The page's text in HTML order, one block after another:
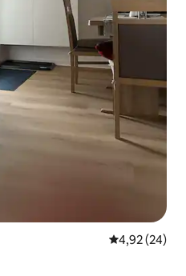
Gemiddelde
4,92 (24)